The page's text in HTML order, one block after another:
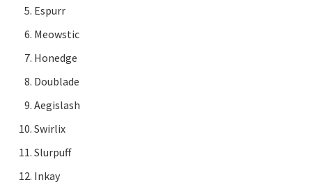
Espurr
Meowstic
Honedge
Doublade
Aegislash
Swirlix
Slurpuff
Inkay